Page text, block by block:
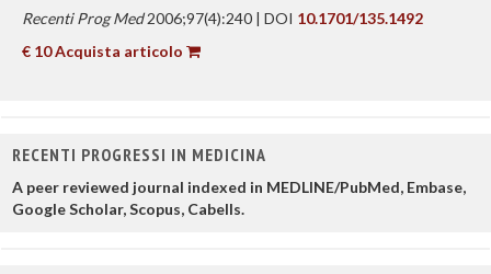
Recenti Prog Med2006;97(4):240 | DOI 10.1701/135.1492
€ 10 Acquista articolo
RECENTI PROGRESSI IN MEDICINA
A peer reviewed journal indexed in MEDLINE/PubMed, Embase,
Google Scholar, Scopus, Cabells.